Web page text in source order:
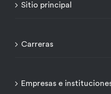
Sitio principal
Carreras
Empresas e